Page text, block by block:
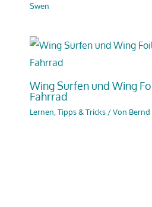
Swen
Wing Surfen und Wing
Fahrrad
Lernen, Tipps & Tricks/ Von